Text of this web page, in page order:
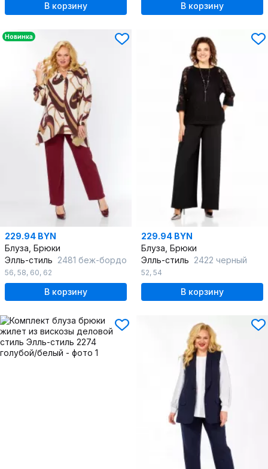
В корзину В корзину
Новинка
229.94 BYN
Блуза, Брюки
Элль-стиль 2481 беж-бордо
56, 58, 60, 62
В корзину
229.94 BYN
Блуза, Брюки
Элль-стиль 2422 черный
52, 54
В корзину